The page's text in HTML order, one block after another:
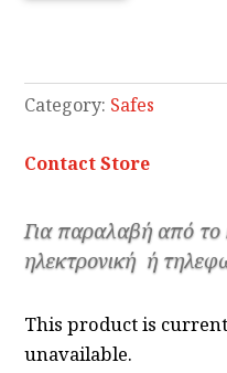
Category: Safes
Contact Store
Για παραλαβή από το
ηλεκτρονική ή
This product is
unavailable.